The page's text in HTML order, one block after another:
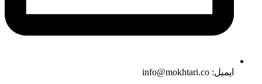
ایمیل: info@mokhtari.co